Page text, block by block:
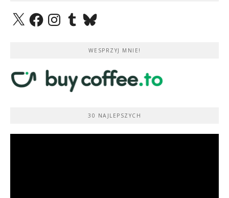
X FacebookInstagramTumblrBluesky
WESPRZYJ MNIE!
30 NAJLEPSZYCH